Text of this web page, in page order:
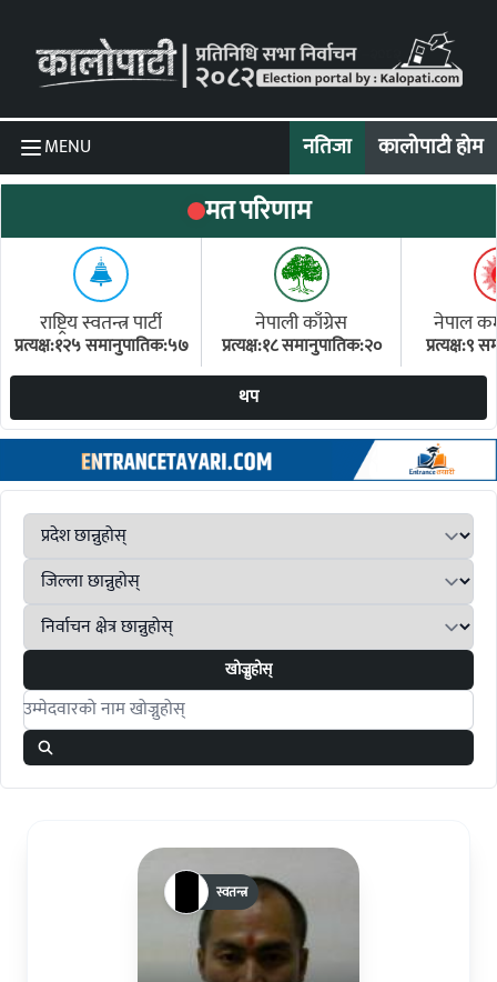
MENU नतिजा कालोपाटी होम
मत परिणाम
राष्ट्रिय स्वतन्त्र पार्टी
प्रत्यक्ष:१२५ समानुपातिक:५७
नेपाली काँग्रेस
प्रत्यक्ष:१८ समानुपातिक:२०
नेपाल
प्रत्यक्ष:९
थप
खोज्नुहोस्
Search candidates
स्वतन्त्र